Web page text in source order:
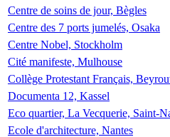
Centre de soins de jour, Bègles
Centre des 7 ports jumelés, Osaka
Centre Nobel, Stockholm
Cité manifeste, Mulhouse
Collège Protestant Français,
Documenta 12, Kassel
Eco quartier, La Vecquerie, Saint-
Ecole d'architecture, Nantes